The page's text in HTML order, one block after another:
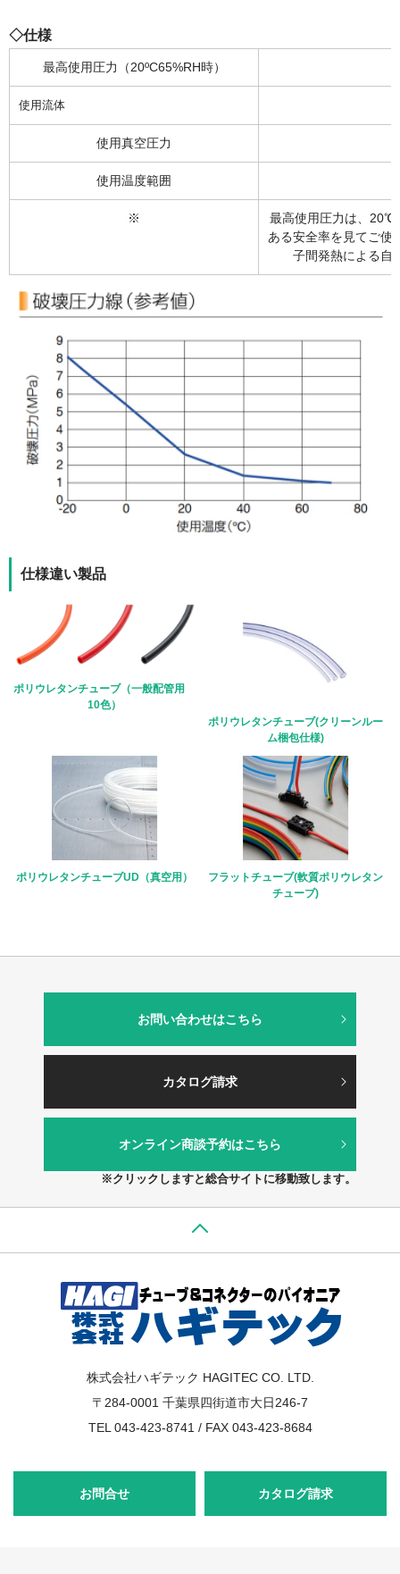
◇仕様
最高使用圧力（20ºC65%RH時）
使用流体
使用真空圧力
使用温度範囲
※
最高使用圧力は、20℃
ある安全率を見てご使
子間発熱による自
仕様違い製品
ポリウレタンチューブ（一般配管用
10色）
ポリウレタンチューブ(クリーンルー
ム梱包仕様)
ポリウレタンチューブUD（真空用）
フラットチューブ(軟質ポリウレタン
チューブ)
お問い合わせはこちら
カタログ請求
オンライン商談予約はこちら
※クリックしますと総合サイトに移動致します。
株式会社ハギテック HAGITEC CO. LTD.
〒284-0001 千葉県四街道市大日246-7
TEL 043-423-8741 / FAX 043-423-8684
お問合せ カタログ請求